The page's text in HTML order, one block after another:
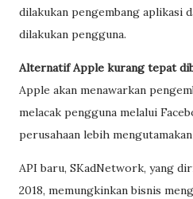
dilakukan pengembang aplikasi
dilakukan pengguna.
Alternatif Apple kurang tepat
Apple akan menawarkan
melacak pengguna melalui
perusahaan lebih
API baru, SKadNetwork, yang
2018, memungkinkan bisnis